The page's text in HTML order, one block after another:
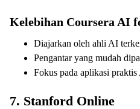
Kelebihan Coursera AI
Diajarkan oleh ahli AI
Pengantar yang mudah
Fokus pada aplikasi
7. Stanford Online